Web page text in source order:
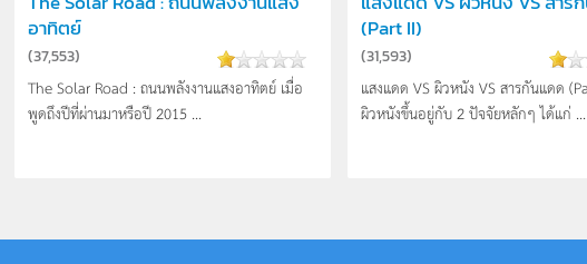
อาทิตย์
(37,553)
The Solar Road : ถนนพลังงานแสงอาทิตย์ เมื่อ
พูดถึงปีที่ผ่านมาหรือปี 2015 ...
(Part II)
(31,593)
แสงแดด VS ผิวหนัง VS สารกันแดด
ผิวหนังขึ้นอยู่กับ 2 ปัจจัยหลักๆ ได้แก่ ...